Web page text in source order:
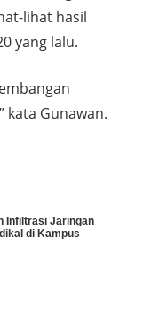
lihat hasil
yang lalu.
kata Gunawan.
Infiltrasi Jaringan
di Kampus